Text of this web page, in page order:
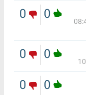
0
0
0
0
0
0